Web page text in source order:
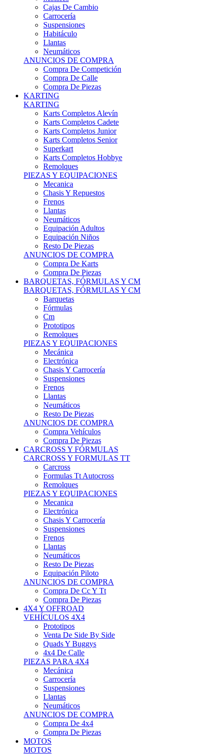
Carrocería
Suspensiones
Habitáculo
Llantas
Neumáticos
ANUNCIOS DE COMPRA
Compra De Competición
Compra De Calle
Compra De Piezas
KARTING
KARTING
Karts Completos Alevín
Karts Completos Cadete
Karts Completos Junior
Karts Completos Senior
Superkart
Karts Completos Hobbye
Remolques
PIEZAS Y EQUIPACIONES
Mecanica
Chasis Y Repuestos
Frenos
Llantas
Neumáticos
Equipación Adultos
Equipación Niños
Resto De Piezas
ANUNCIOS DE COMPRA
Compra De Karts
Compra De Piezas
BARQUETAS, FÓRMULAS Y CM
BARQUETAS, FÓRMULAS Y CM
Barquetas
Fórmulas
Cm
Prototipos
Remolques
PIEZAS Y EQUIPACIONES
Mecánica
Electrónica
Chasis Y Carrocería
Suspensiones
Frenos
Llantas
Neumáticos
Resto De Piezas
ANUNCIOS DE COMPRA
Compra Vehículos
Compra De Piezas
CARCROSS Y FÓRMULAS
CARCROSS Y FORMULAS TT
Carcross
Formulas Tt Autocross
Remolques
PIEZAS Y EQUIPACIONES
Mecanica
Electrónica
Chasis Y Carrocería
Suspensiones
Frenos
Llantas
Neumáticos
Resto De Piezas
Equipación Piloto
ANUNCIOS DE COMPRA
Compra De Cc Y Tt
Compra De Piezas
4X4 Y OFFROAD
VEHÍCULOS 4X4
Prototipos
Venta De Side By Side
Quads Y Buggys
4x4 De Calle
PIEZAS PARA 4X4
Mecánica
Carrocería
Suspensiones
Llantas
Neumáticos
ANUNCIOS DE COMPRA
Compra De 4x4
Compra De Piezas
MOTOS
MOTOS
Motos De Circuito